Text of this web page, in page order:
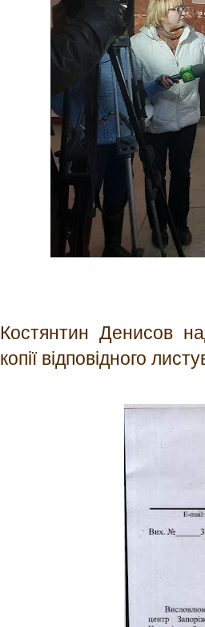
Костянтин Денисов
копії відповідного